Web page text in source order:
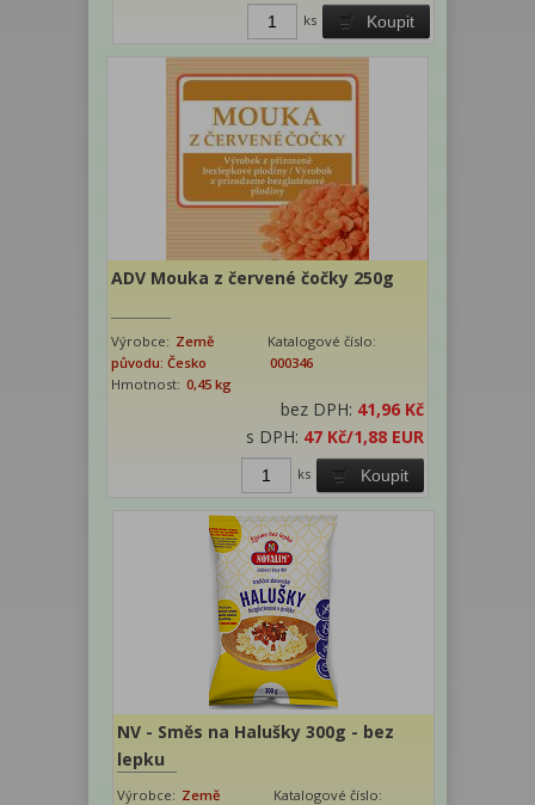
Koupit
ks
ADV Mouka z červené čočky 250g
Výrobce: Země
původu: Česko
Katalogové číslo:
000346
Hmotnost: 0,45 kg
bez DPH: 41,96 Kč
s DPH: 47 Kč/1,88 EUR
Koupit
ks
NV - Směs na Halušky 300g - bez
lepku
Výrobce: Země
Katalogové číslo: